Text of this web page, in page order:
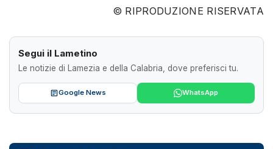
© RIPRODUZIONE RISERVATA
Segui il Lametino
Le notizie di Lamezia e della Calabria, dove preferisci tu.
Google News WhatsApp